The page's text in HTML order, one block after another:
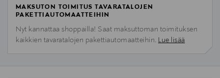
MAKSUTON TOIMITUS TAVARATALOJEN
PAKETTIAUTOMAATTEIHIN
Nyt kannattaa shoppailla! Saat maksuttoman toimituksen
kaikkien tavaratalojen pakettiautomaatteihin. Lue lisää